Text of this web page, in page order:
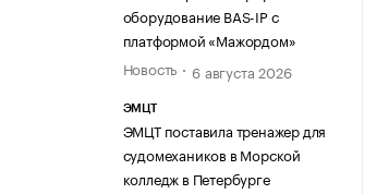
оборудование BAS-IP с
платформой «Мажордом»
Новость
6 августа 2026
ЭМЦТ
ЭМЦТ поставила тренажер для
судомехаников в Морской
колледж в Петербурге